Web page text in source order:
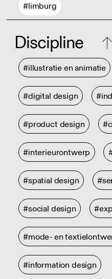
#limburg
Discipline
#illustratie en animatie
#digital design
#product design
#interieurontwerp
#spatial design
#social design
#mode- en
#information design